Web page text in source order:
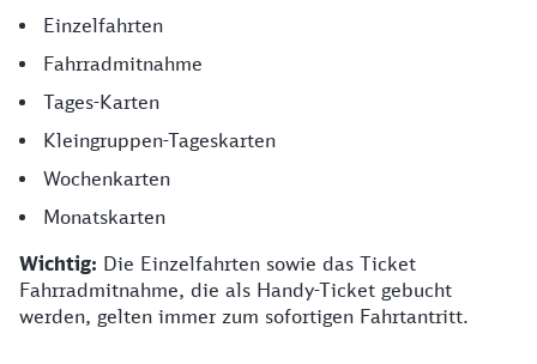
Einzelfahrten
Fahrradmitnahme
Tages-Karten
Kleingruppen-Tageskarten
Wochenkarten
Monatskarten
Wichtig: Die Einzelfahrten sowie das Ticket
Fahrradmitnahme, die als Handy-Ticket gebucht
werden, gelten immer zum sofortigen Fahrtantritt.